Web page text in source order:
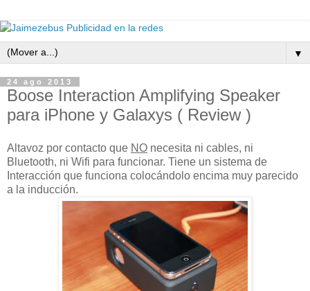
▼
24 ago 2013
Boose Interaction Amplifying Speaker
para iPhone y Galaxys ( Review )
Altavoz por contacto que NO necesita ni cables, ni
Bluetooth, ni Wifi para funcionar. Tiene un sistema de
Interacción que funciona colocándolo encima muy parecido
a la inducción.